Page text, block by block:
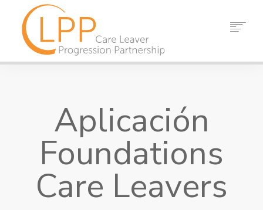
NOTICIAS
CONTACTO
Aplicación
Foundations
Care Leavers